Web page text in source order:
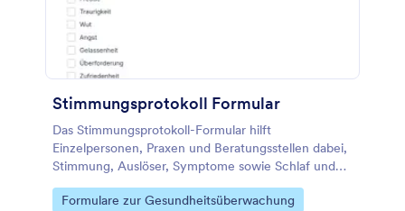
Stimmungsprotokoll Formular
Das Stimmungsprotokoll-Formular hilft
Einzelpersonen, Praxen und Beratungsstellen dabei,
Stimmung, Auslöser, Symptome sowie Schlaf und
Energielevel täglich zu erfassen und für
Verlaufsbeobachtung und Reflexion auszuwerten.
Go to Category:
Formulare zur Gesundheitsüberwachung